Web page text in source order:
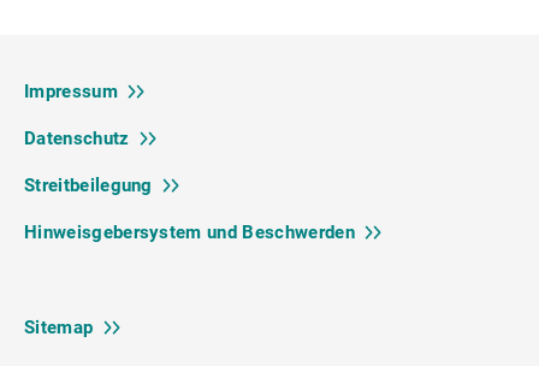
Impressum
Datenschutz
Streitbeilegung
Hinweisgebersystem und Beschwerden
Sitemap